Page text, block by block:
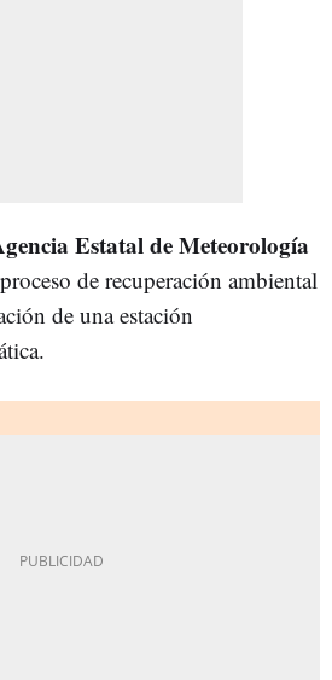
Estatal de Meteorología
de recuperación ambiental
de una estación